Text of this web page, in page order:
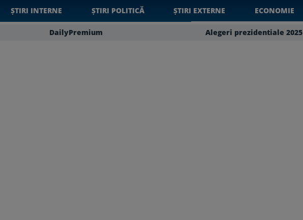
ȘTIRI INTERNE ȘTIRI POLITICĂ ȘTIRI EXTERNE ECONOMIE
DailyPremium Alegeri prezidentiale 2025